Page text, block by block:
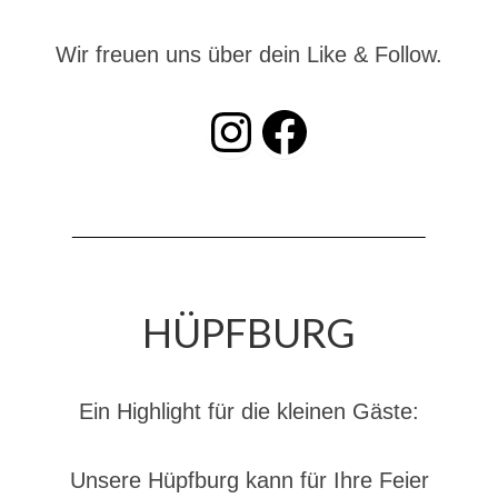
Benefizkonzert 2021
Oktoberfestkonzert 2022
Einsatzfahrzeuge
Wir freuen uns über dein Like & Follow.
INSTAGRAM Facebook
HÜPFBURG
Ein Highlight für die kleinen Gäste:
Unsere Hüpfburg kann für Ihre Feier